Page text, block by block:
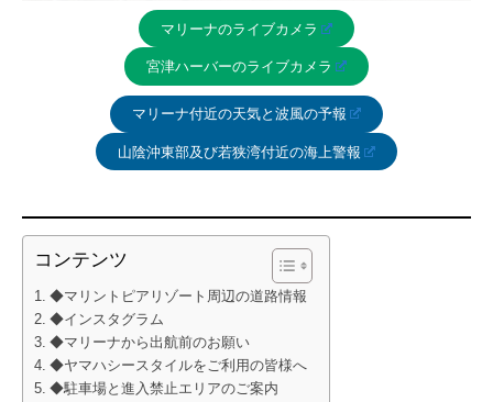
マリーナのライブカメラ
宮津ハーバーのライブカメラ
マリーナ付近の天気と波風の予報
山陰沖東部及び若狭湾付近の海上警報
コンテンツ
◆マリントピアリゾート周辺の道路情報
◆インスタグラム
◆マリーナから出航前のお願い
◆ヤマハシースタイルをご利用の皆様へ
◆駐車場と進入禁止エリアのご案内